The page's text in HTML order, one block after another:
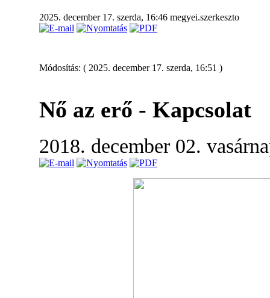
2025. december 17. szerda, 16:46 megyei.szerkeszto
Módosítás: ( 2025. december 17. szerda, 16:51 )
Nő az erő - Kapcsolat
2018. december 02.